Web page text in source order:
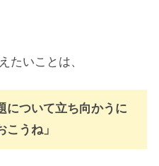
たいことは、
について立ち向かうに
うね」